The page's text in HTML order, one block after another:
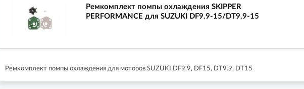
Ремкомплект помпы охлаждения SKIPPER
PERFORMANCE для SUZUKI DF9.9-15/DT9.9-15
Ремкомплект помпы охлаждения для моторов SUZUKI DF9.9, DF15, DT9.9, DT15